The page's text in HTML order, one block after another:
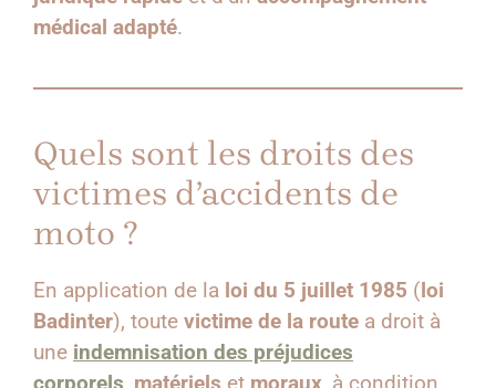
médical adapté.
Quels sont les droits des
victimes d’accidents de
moto ?
En application de la loi du 5 juillet 1985 (loi
Badinter), toute victime de la route a droit à
une indemnisation des préjudices
corporels matériels et moraux , à condition